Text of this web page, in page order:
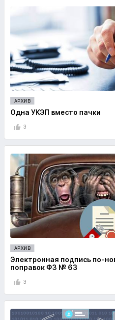
АРХИВ
Одна УКЭП вместо пачки
3
АРХИВ
Электронная подпись по-
поправок ФЗ № 63
3